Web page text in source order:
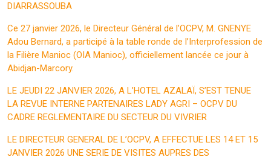
DIARRASSOUBA
Ce 27 janvier 2026, le Directeur Général de l’OCPV, M. GNENYE
Adou Bernard, a participé à la table ronde de l’Interprofession de
la Filière Manioc (OIA Manioc), officiellement lancée ce jour à
Abidjan-Marcory.
LE JEUDI 22 JANVIER 2026, A L’HOTEL AZALAÏ, S’EST TENUE
LA REVUE INTERNE PARTENAIRES LADY AGRI – OCPV DU
CADRE REGLEMENTAIRE DU SECTEUR DU VIVRIER
LE DIRECTEUR GENERAL DE L’OCPV, A EFFECTUE LES 14 ET 15
JANVIER 2026 UNE SERIE DE VISITES AUPRES DES